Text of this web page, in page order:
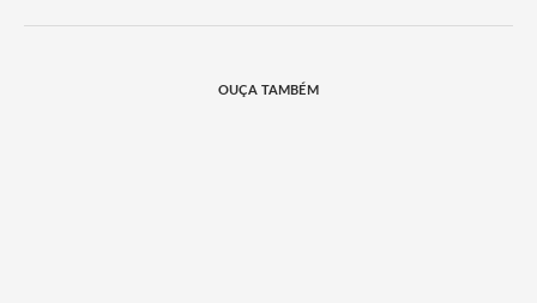
OUÇA TAMBÉM